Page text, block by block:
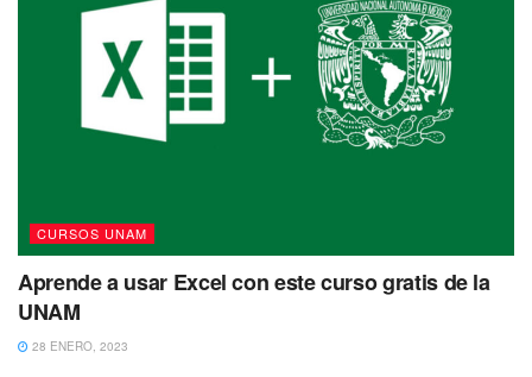
CURSOS UNAM
Aprende a usar Excel con este curso gratis de la
UNAM
28 ENERO, 2023